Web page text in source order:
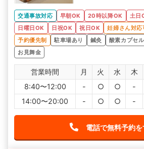
交通事故対応 早朝OK 20時以降OK 土日
日曜日OK
日祝OK 祝日OK 妊婦さん対応
予約優先制
駐車場あり 鍼灸 酸素カプセ
お見舞金
営業時間 月 火 水 木
8:40〜12:00
- ○ ○ -
14:00〜20:00
- ○ ○ -
電話で無料予約を